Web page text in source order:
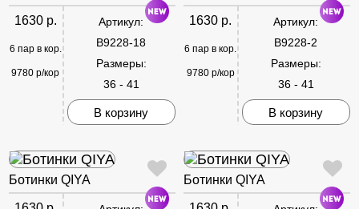
1630 р.
6 пар в кор.
9780 р/кор
Артикул:
B9228-18
Размеры:
36 - 41
В корзину
1630 р.
6 пар в кор.
9780 р/кор
Артикул:
B9228-2
Размеры:
36 - 41
В корзину
Ботинки QIYA Ботинки QIYA